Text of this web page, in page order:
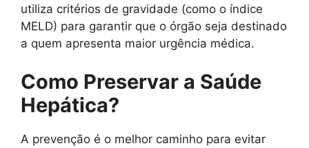
utiliza critérios de gravidade (como o índice
MELD) para garantir que o órgão seja destinado
a quem apresenta maior urgência médica.
Como Preservar a Saúde
Hepática?
A prevenção é o melhor caminho para evitar